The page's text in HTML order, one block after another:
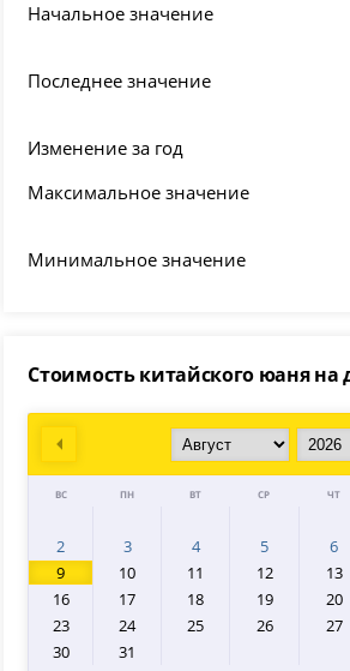
Начальное значение
Последнее значение
Изменение за год
Максимальное значение
Минимальное значение
Стоимость китайского юаня на
Prev
ВС ПН ВТ СР ЧТ
2
3 4 5 6
9
10 11 12 13
16
17 18 19 20
23
24 25 26 27
30
31